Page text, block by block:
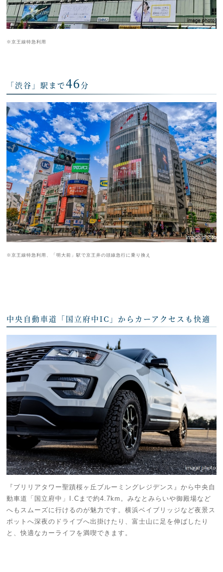
※京王線特急利用
「渋谷」駅まで46分
※京王線特急利用、「明大前」駅で京王井の頭線急行に乗り換え
中央自動車道「国立府中IC」からカーアクセスも快適
『ブリリアタワー聖蹟桜ヶ丘ブルーミングレジデンス』から中央自
動車道「国立府中」I.Cまで約4.7km。みなとみらいや御殿場など
へもスムーズに行けるのが魅力です。横浜ベイブリッジなど夜景ス
ポットへ深夜のドライブへ出掛けたり、富士山に足を伸ばしたり
と、快適なカーライフを満喫できます。